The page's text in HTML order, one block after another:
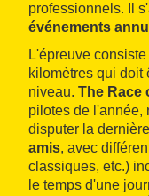
professionnels. Il
événements
L'épreuve
kilomètres qui doit
niveau. The Race
pilotes de l'année,
disputer la
amis, avec
classiques, etc.)
le temps d'une